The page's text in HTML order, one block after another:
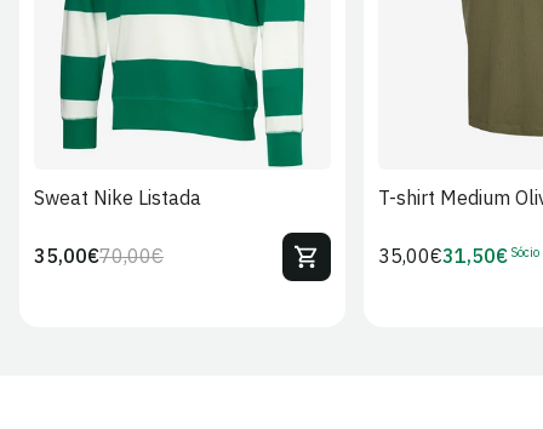
Sweat Nike Listada
Preço
70,00€Preço
35,00€
T-shirt Medium
Preço
35,00€Preço
31,50€ Sócio